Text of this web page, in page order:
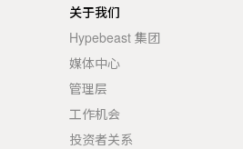
关于我们
Hypebeast 集团
媒体中心
管理层
工作机会
投资者关系